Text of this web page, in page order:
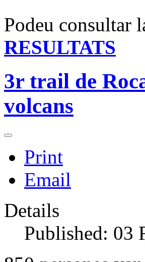
Podeu consultar
RESULTATS
3r trail de
volcans
Print
Email
Details
Published: 03